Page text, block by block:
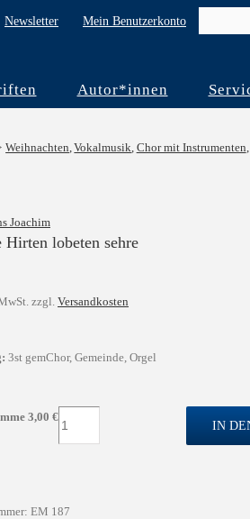
Newsletter Mein Benutzerkonto
Autor*innen
Weihnachten Vokalmusik Chor mit Instrumenten
Joachim
Hirten lobeten sehre
zzgl. Versandkosten
3st gemChor, Gemeinde, Orgel
3,00 €Den
die
Hirten
IN
EM 187